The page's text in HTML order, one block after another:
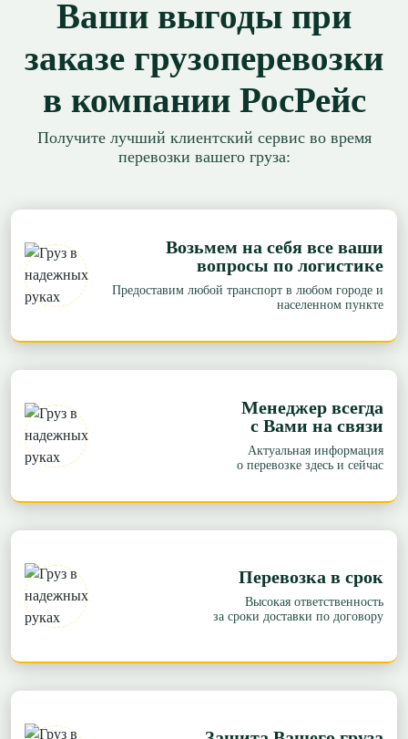
Ваши выгоды при
заказе грузоперевозки
в компании РосРейс
Получите лучший клиентский сервис во время
перевозки вашего груза:
Возьмем на себя все ваши
вопросы по логистике
Предоставим любой транспорт в любом городе и
населенном пункте
Менеджер всегда
с Вами на связи
Актуальная информация
о перевозке здесь и сейчас
Перевозка в срок
Высокая ответственность
за сроки доставки по договору